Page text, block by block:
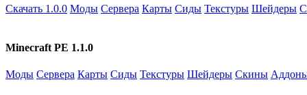
Скачать 1.0.0 Моды Сервера Карты Сиды Текстуры Шейдеры
Minecraft PE 1.1.0
Моды Сервера Карты Сиды Текстуры Шейдеры Скины